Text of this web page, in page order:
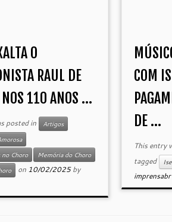
O
RAUL DE
NOS 110 ANOS ...
posted in
Artigos
Choro
Memória do Choro
on 10/02/2025 by
COM
DE ...
This entry
tagged
imprensabr